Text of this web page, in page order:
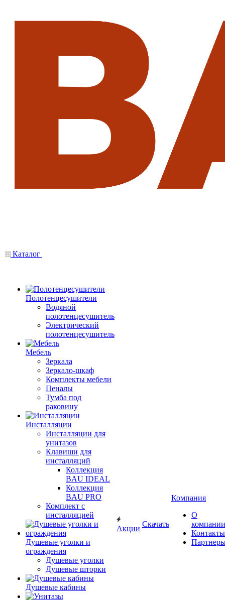
Каталог
Полотенцесушители
Водяной
полотенцесушитель
Электрический
полотенцесушитель
Мебель
Зеркала
Зеркало-шкаф
Комплекты мебели
Пеналы
Тумба под
раковину
Инсталляции
Инсталляции для
унитазов
Клавиши для
инсталляций
Коллекция
BAU IDEAL
Коллекция
BAU PRO
Комплект с
инсталляцией
Душевые уголки и
ограждения
Душевые уголки
Душевые шторки
Душевые кабины
Акции
Скачать
Компания
О
компании
Контакты